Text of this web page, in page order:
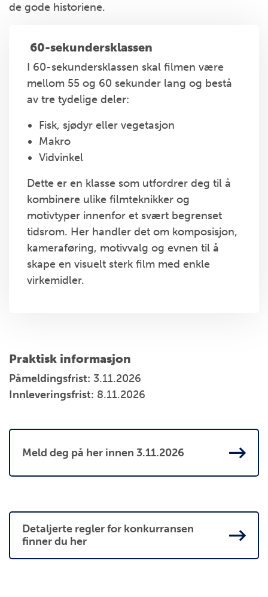
de gode historiene.
️ 60-sekundersklassen
I 60-sekundersklassen skal filmen være
mellom 55 og 60 sekunder lang og bestå
av tre tydelige deler:
Fisk, sjødyr eller vegetasjon
Makro
Vidvinkel
Dette er en klasse som utfordrer deg til å
kombinere ulike filmteknikker og
motivtyper innenfor et svært begrenset
tidsrom. Her handler det om komposisjon,
kameraføring, motivvalg og evnen til å
skape en visuelt sterk film med enkle
virkemidler.
Praktisk informasjon
Påmeldingsfrist: 3.11.2026
Innleveringsfrist: 8.11.2026
Meld deg på her innen 3.11.2026
Detaljerte regler for konkurransen
finner du her